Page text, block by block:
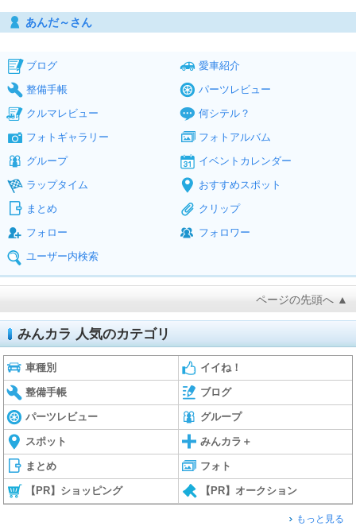
あんだ～さん
ブログ
愛車紹介
整備手帳
パーツレビュー
クルマレビュー
何シテル？
フォトギャラリー
フォトアルバム
グループ
イベントカレンダー
ラップタイム
おすすめスポット
まとめ
クリップ
フォロー
フォロワー
ユーザー内検索
ページの先頭へ ▲
みんカラ 人気のカテゴリ
車種別 イイね！
整備手帳 ブログ
パーツレビュー グループ
スポット みんカラ＋
まとめ フォト
【PR】ショッピング 【PR】オークション
もっと見る